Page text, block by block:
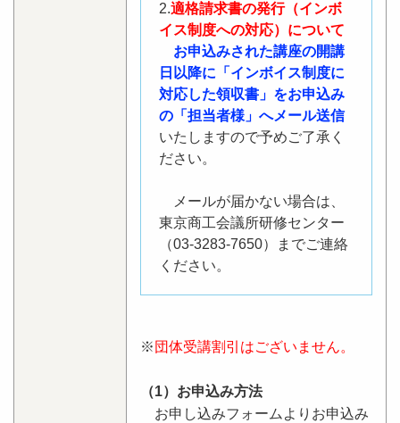
2.適格請求書の発行（インボ
イス制度への対応）について
お申込みされた講座の開講
日以降に「インボイス制度に
対応した領収書」をお申込み
の「担当者様」へメール送信
いたしますので予めご了承く
ださい。
メールが届かない場合は、
東京商工会議所研修センター
（03-3283-7650）までご連絡
ください。
※ 団体受講割引はございません。
（1）お申込み方法
お申し込みフォームよりお申込み